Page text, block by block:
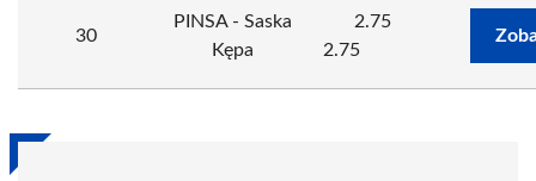
30
PINSA - Saska
Kępa
2.75
2.75